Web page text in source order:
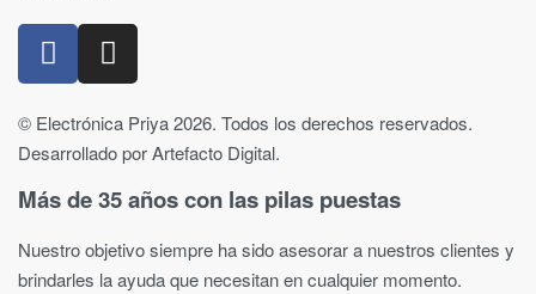
© Electrónica Priya 2026. Todos los derechos reservados.
Desarrollado por Artefacto Digital.
Más de 35 años con las pilas puestas
Nuestro objetivo siempre ha sido asesorar a nuestros clientes y
brindarles la ayuda que necesitan en cualquier momento.